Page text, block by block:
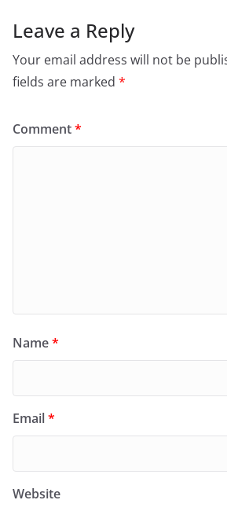
Leave a Reply
Your email address will not be
fields are marked *
Comment*
Name*
Email*
Website